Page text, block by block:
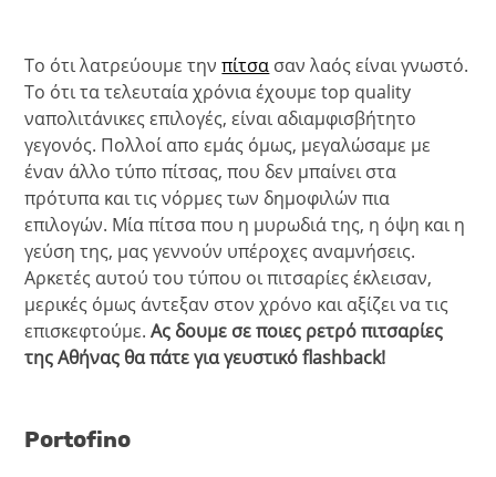
Το ότι λατρεύουμε τηνπίτσα σαν λαός είναι γνωστό.
Το ότι τα τελευταία χρόνια έχουμε top quality
ναπολιτάνικες επιλογές, είναι αδιαμφισβήτητο
γεγονός. Πολλοί απο εμάς όμως, μεγαλώσαμε με
έναν άλλο τύπο πίτσας, που δεν μπαίνει στα
πρότυπα και τις νόρμες των δημοφιλών πια
επιλογών. Μία πίτσα που η μυρωδιά της, η όψη και η
γεύση της, μας γεννούν υπέροχες αναμνήσεις.
Αρκετές αυτού του τύπου οι πιτσαρίες έκλεισαν,
μερικές όμως άντεξαν στον χρόνο και αξίζει να τις
επισκεφτούμε.Ας δουμε σε ποιες ρετρό πιτσαρίες
της Αθήνας θα πάτε για γευστικό flashback!
Portofino